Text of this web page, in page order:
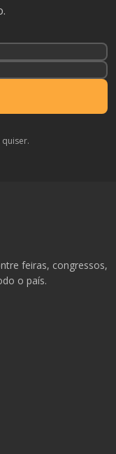
quiser.
feiras, congressos,
o país.